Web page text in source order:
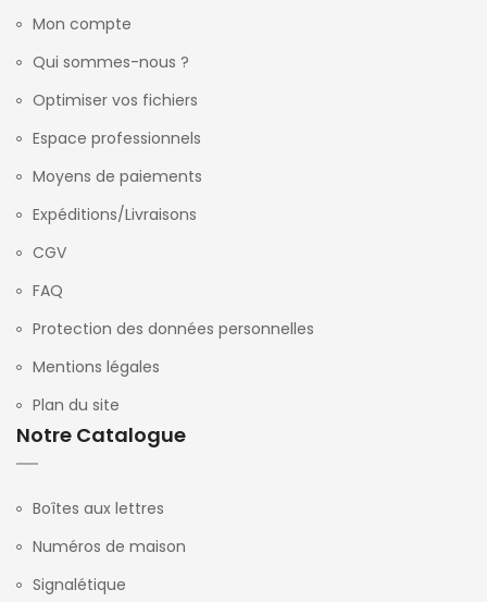
Mon compte
Qui sommes-nous ?
Optimiser vos fichiers
Espace professionnels
Moyens de paiements
Expéditions/Livraisons
CGV
FAQ
Protection des données personnelles
Mentions légales
Plan du site
Notre Catalogue
Boîtes aux lettres
Numéros de maison
Signalétique